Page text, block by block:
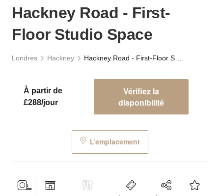
Hackney Road - First-
Floor Studio Space
Londres Hackney
À partir de
£288/jour
Vérifiez la
disponibilité
L’emplacement